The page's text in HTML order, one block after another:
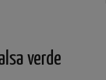
verde